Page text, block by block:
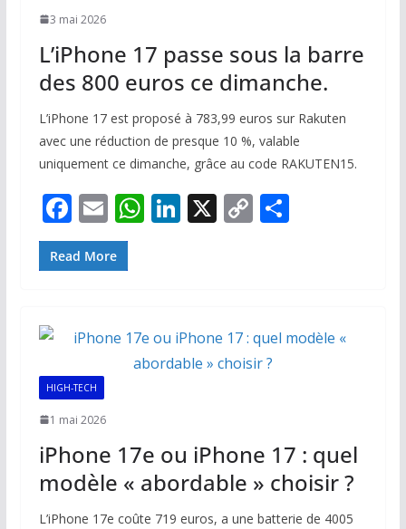
3 mai 2026
L’iPhone 17 passe sous la barre
des 800 euros ce dimanche.
L’iPhone 17 est proposé à 783,99 euros sur Rakuten
avec une réduction de presque 10 %, valable
uniquement ce dimanche, grâce au code RAKUTEN15.
F
ac
e
o
o
k
E
m
ai
W
h
p
p
Li
n
dI
n
X C
o
n
k
P
er
Read More
HIGH-TECH
1 mai 2026
iPhone 17e ou iPhone 17 : quel
modèle « abordable » choisir ?
L’iPhone 17e coûte 719 euros, a une batterie de 4005